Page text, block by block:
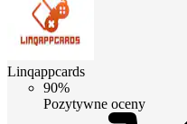
Linqappcards
90%
Pozytywne oceny